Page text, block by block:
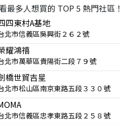
最多人想買的 TOP 5 熱門社區！
四東村A基地
北市信義區吳興街２６２號
耀鴻禧
北市萬華區貴陽街二段７９號
橋世貿吉星
北市松山區南京東路五段３３０號
北市信義區忠孝東路五段２５８號